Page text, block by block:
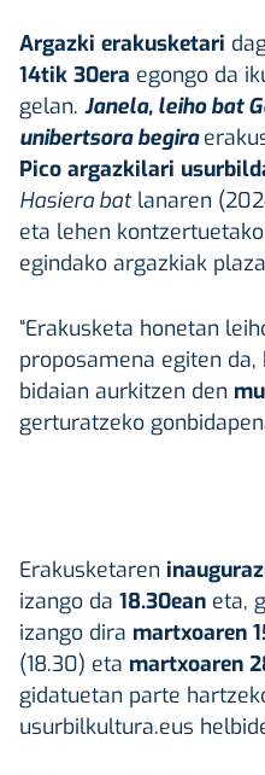
Argazki erakusketari
14tik 30era egongo da
gelan. Janela, leiho bat
unibertsora begira
Pico argazkilari
Hasiera batlanaren
eta lehen
egindako argazkiak
“Erakusketa honetan
proposamena egiten
bidaian aurkitzen den
gerturatzeko
Erakusketaren
izango da 18.30ean eta,
izango dira martxoaren
(18.30) eta martxoaren
gidatuetan parte
usurbilkultura.eus